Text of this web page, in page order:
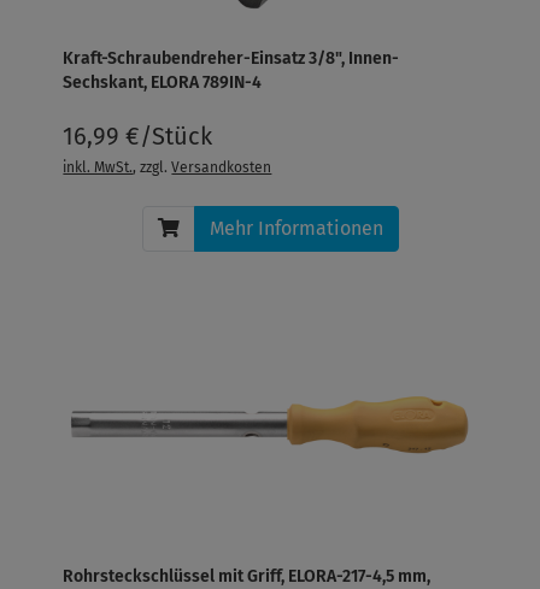
Kraft-Schraubendreher-Einsatz 3/8", Innen-
Sechskant, ELORA 789IN-4
16,99 €/Stück
inkl. MwSt., zzgl.Versandkosten
Mehr Informationen
Rohrsteckschlüssel mit Griff, ELORA-217-4,5 mm,